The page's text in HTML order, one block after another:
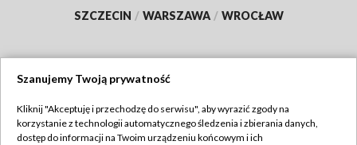
SZCZECIN / WARSZAWA / WROCŁAW
TVP
Szanujemy Twoją prywatność
Kliknij "Akceptuję i przechodzę do serwisu", aby wyrazić zgody na
korzystanie z technologii automatycznego śledzenia i zbierania danych,
dostęp do informacji na Twoim urządzeniu końcowym i ich